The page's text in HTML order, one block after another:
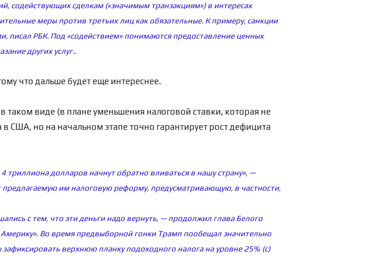
сделкам («значимым транзакциям») в интересах
меры против третьих лиц как обязательные. К примеру, санкции
писал РБК. Под «содействием» понимаются предоставление ценных
других услуг..
что дальше будет еще интереснее.
таком виде (в плане уменьшения налоговой ставки, которая не
США, но на начальном этапе точно гарантирует рост дефицита
долларов начнут обратно вливаться в нашу страну», —
предлагаемую им налоговую реформу, предусматривающую, в частности,
с тем, что эти деньги надо вернуть, — продолжил глава Белого
Во время предвыборной гонки Трамп пообещал значительно
верхнюю планку подоходного налога на уровне 25% (с)